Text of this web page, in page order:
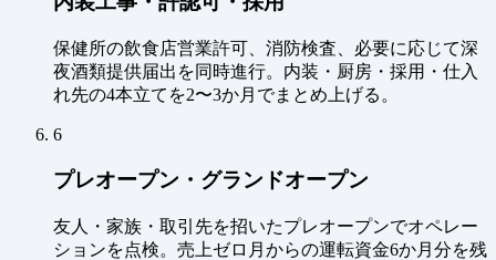
保健所の飲食店営業許可、消防検査、必要に応じて深
夜酒類提供届出を同時進行。内装・厨房・採用・仕入
れ先の4本立てを2〜3か月でまとめ上げる。
6
プレオープン・グランドオープン
友人・家族・取引先を招いたプレオープンでオペレー
ションを点検。売上ゼロ月からの運転資金6か月分を残